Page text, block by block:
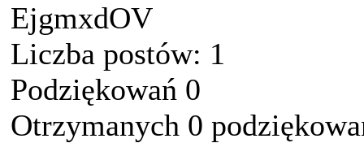
EjgmxdOV
Liczba postów: 1
Podziękowań 0
Otrzymanych 0